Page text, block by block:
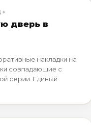
дверь в
накладки на
совпадающие с
серии. Единый